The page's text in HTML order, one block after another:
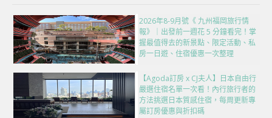
2026年8-9月號《 九州福岡旅行情
報》｜出發前一週花 5 分鐘看完！掌
握最值得去的新景點、限定活動、私
房一日遊、住宿優惠一次整理
【Agoda訂房 x CJ夫人】日本自由行
嚴選住宿名單一次看！內行旅行者的
方法挑選日本質感住宿，每周更新專
屬訂房優惠與折扣碼